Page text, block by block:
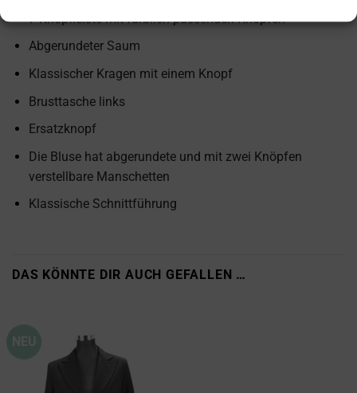
7-Knopfleiste mit farblich passenden Knöpfen
Abgerundeter Saum
Klassischer Kragen mit einem Knopf
Brusttasche links
Ersatzknopf
Die Bluse hat abgerundete und mit zwei Knöpfen
verstellbare Manschetten
Klassische Schnittführung
DAS KÖNNTE DIR AUCH GEFALLEN …
NEU